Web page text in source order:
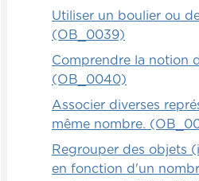
Utiliser un boulier ou
(OB_0039)
Comprendre la notion
(OB_0040)
Associer diverses
même nombre.
Regrouper des objets
en fonction d'un